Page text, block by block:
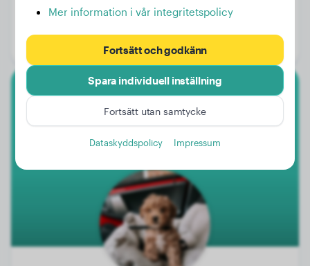
Toypudel
Billy
Mer information i vår integritetspolicy
Fortsätt och godkänn
Spara individuell inställning
Fortsätt utan samtycke
Dataskyddspolicy Impressum